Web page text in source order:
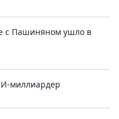
с Пашиняном ушло в
миллиардер